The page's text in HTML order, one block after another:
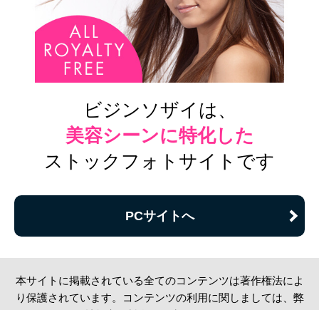
ビジンソザイは、
美容シーンに特化した
ストックフォトサイトです
PCサイトへ
本サイトに掲載されている全てのコンテンツは著作権法によ
り保護されています。コンテンツの利用に関しましては、弊